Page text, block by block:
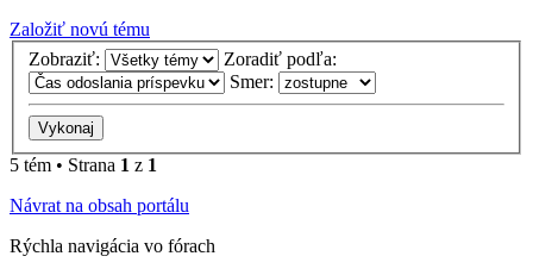
Založiť novú tému
Zobraziť:
Zoradiť podľa:
Smer:
5 tém • Strana 1 z 1
Návrat na obsah portálu
Rýchla navigácia vo fórach